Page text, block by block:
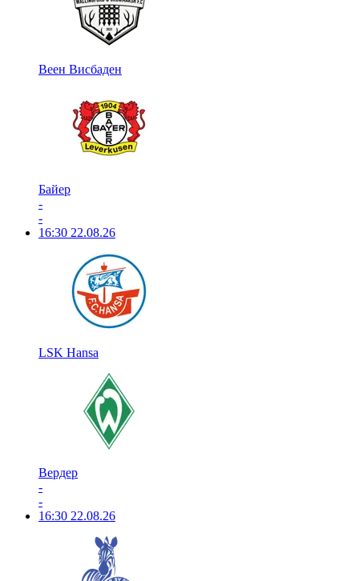
Веен Висбаден
Байер
-
-
16:30 22.08.26
LSK Hansa
Вердер
-
-
16:30 22.08.26